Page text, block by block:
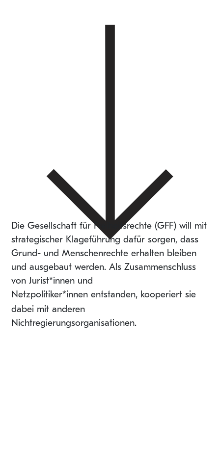
Die Gesellschaft für Freiheitsrechte (GFF) will mit
strategischer Klageführung dafür sorgen, dass
Grund- und Menschenrechte erhalten bleiben
und ausgebaut werden. Als Zusammenschluss
von Jurist*innen und
Netzpolitiker*innen entstanden, kooperiert sie
dabei mit anderen
Nichtregierungsorganisationen.